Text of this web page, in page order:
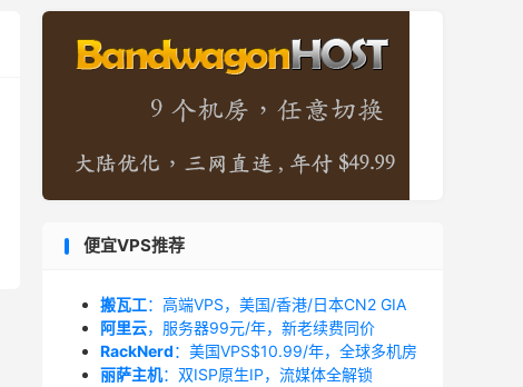
便宜VPS推荐
搬瓦工：高端VPS，美国/香港/日本CN2 GIA
阿里云，服务器99元/年，新老续费同价
RackNerd：美国VPS$10.99/年，全球多机房
丽萨主机：双ISP原生IP，流媒体全解锁